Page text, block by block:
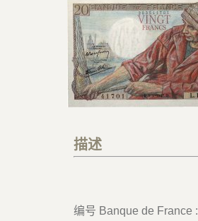
描述
编号 Banque de France :